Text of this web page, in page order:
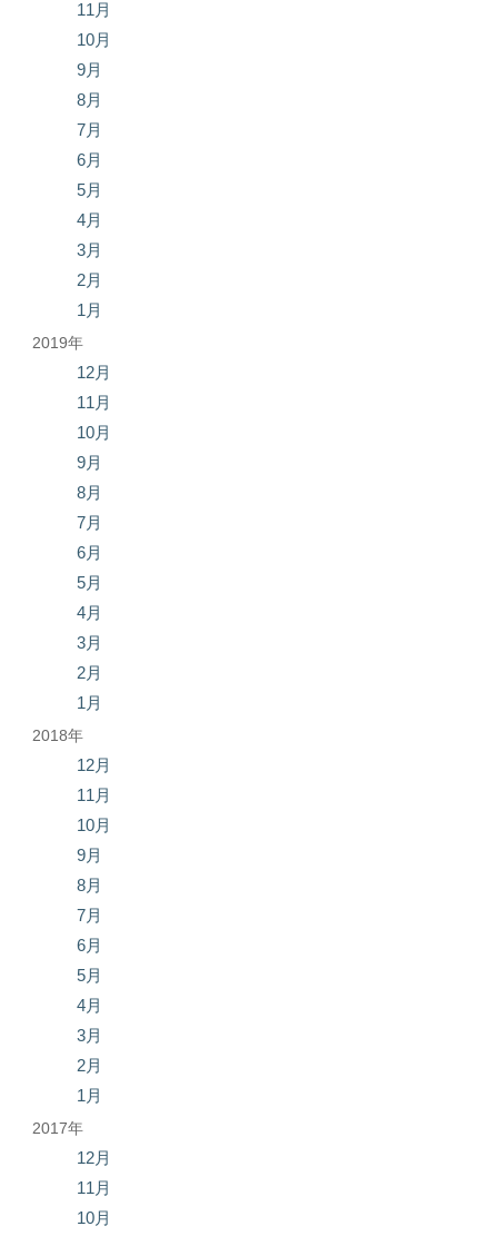
11月
10月
9月
8月
7月
6月
5月
4月
3月
2月
1月
2019年
12月
11月
10月
9月
8月
7月
6月
5月
4月
3月
2月
1月
2018年
12月
11月
10月
9月
8月
7月
6月
5月
4月
3月
2月
1月
2017年
12月
11月
10月